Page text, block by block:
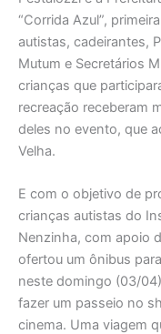
“Corrida Azul”,
autistas, cadeirantes,
Mutum e Secretários
crianças que
recreação receberam
deles no evento, que
Velha.
E com o objetivo de
crianças autistas do
Nenzinha, com apoio
ofertou um ônibus
neste domingo (03/
fazer um passeio no
cinema. Uma viagem